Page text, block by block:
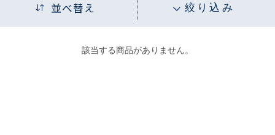
並べ替え 絞り込み
該当する商品がありません。